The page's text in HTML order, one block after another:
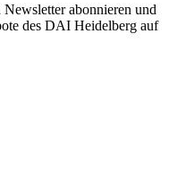
abonnieren und
des DAI Heidelberg auf